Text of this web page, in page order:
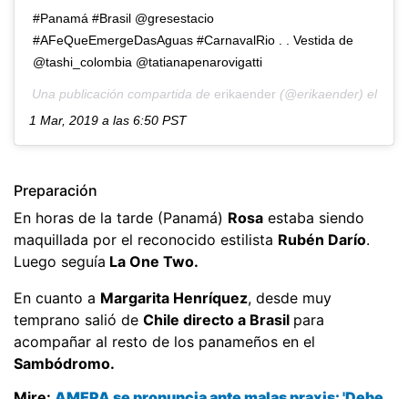
#Panamá #Brasil @gresestacio
#AFeQueEmergeDasAguas #CarnavalRio . . Vestida de
@tashi_colombia @tatianapenarovigatti
Una publicación compartida de erikaender (@erikaender) el
1 Mar, 2019 a las 6:50 PST
Preparación
En horas de la tarde (Panamá) Rosa estaba siendo
maquillada por el reconocido estilista Rubén Darío.
Luego seguía La One Two.
En cuanto a Margarita Henríquez, desde muy
temprano salió de Chile directo a Brasil para
acompañar al resto de los panameños en el
Sambódromo.